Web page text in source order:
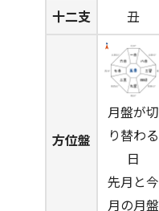
十二支
丑
方位盤
月盤が切
り替わる
日
先月と今
月の月盤